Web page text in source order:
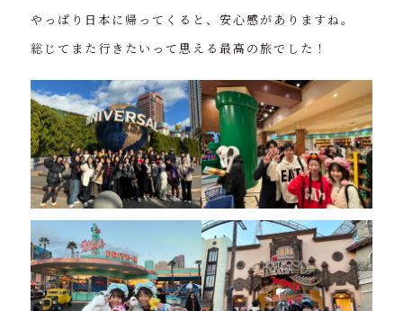
やっぱり日本に帰ってくると、安心感がありますね。
総じてまた行きたいって思える最高の旅でした！